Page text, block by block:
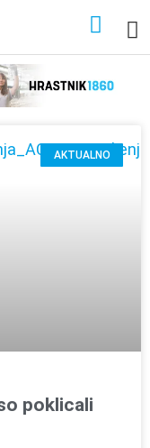
AKTUALNO
poklicali